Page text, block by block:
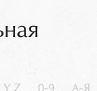
Y Z 0-9 А-Я